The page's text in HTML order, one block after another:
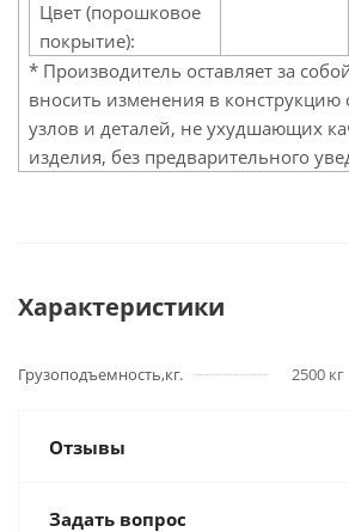
Цвет (порошковое
покрытие):
* Производитель оставляет за
вносить изменения в конструкцию
узлов и деталей, не ухудшающих
изделия, без предварительного
Характеристики
Грузоподъемность,кг. 2500 кг
Отзывы
Задать вопрос